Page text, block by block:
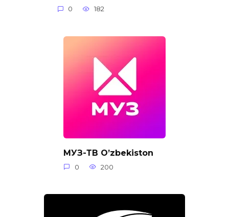
0 182
МУЗ-ТВ O’zbekiston
0 200